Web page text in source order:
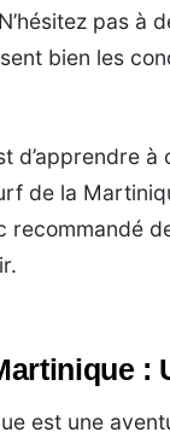
pas à
bien les
d’apprendre
de la
recommandé
:
est une